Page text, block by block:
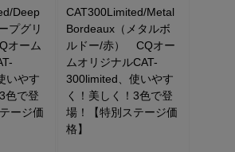
Deep
プグリ
オーム
いやす
色で登
ージ価
CAT300Limited/Metal
Bordeaux（メタルボ
ルドー/赤） CQオー
ムオリジナルCAT-
300limited、使いやす
く！美しく！3色で登
場！【特別ステージ価
格】